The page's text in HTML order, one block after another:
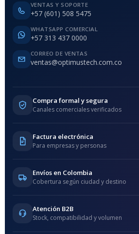
VENTAS Y SOPORTE
+57 (601) 508 5475
WHATSAPP COMERCIAL
+57 313 437 0000
CORREO DE VENTAS
ventas@optimustech.com.co
Compra formal y segura
Canales comerciales verificados
Factura electrónica
Para empresas y personas
Envíos en Colombia
Cobertura según ciudad y destino
Atención B2B
Stock, compatibilidad y volumen